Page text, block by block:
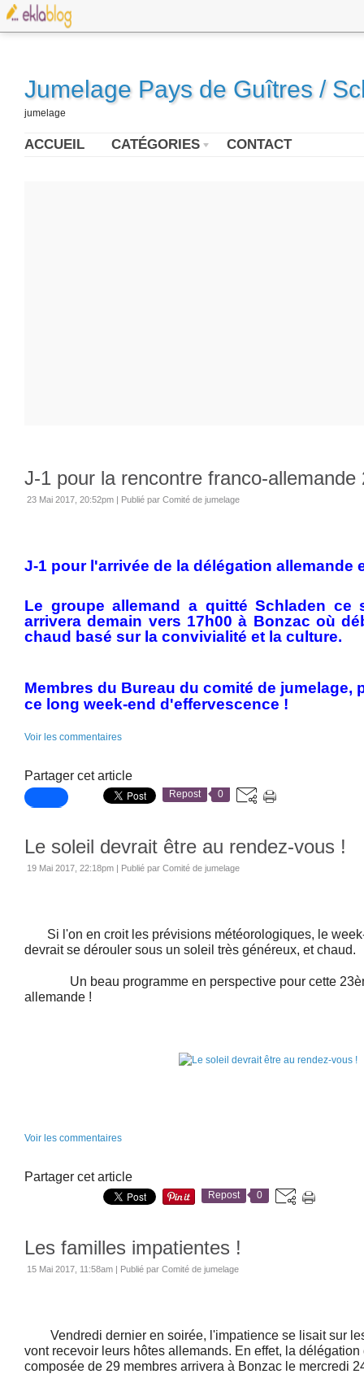
Jumelage Pays de Guîtres /
jumelage
ACCUEIL CATÉGORIES CONTACT
J-1 pour la rencontre franco-allemande
23 Mai 2017, 20:52pm | Publié par Comité de jumelage
J-1 pour l'arrivée de la délégation allemande
Le groupe allemand a quitté Schladen ce
arrivera demain vers 17h00 à Bonzac où
chaud basé sur la convivialité et la culture.
Membres du Bureau du comité de jumelage,
ce long week-end d'effervescence !
Voir les commentaires
Partager cet article
Repost 0
Le soleil devrait être au rendez-vous !
19 Mai 2017, 22:18pm | Publié par Comité de jumelage
Si l'on en croit les prévisions météorologiques, le
devrait se dérouler sous un soleil très généreux, et chaud.
Un beau programme en perspective pour cette
allemande !
Voir les commentaires
Partager cet article
Repost 0
Les familles impatientes !
15 Mai 2017, 11:58am | Publié par Comité de jumelage
Vendredi dernier en soirée, l'impatience se lisait sur
vont recevoir leurs hôtes allemands. En effet, la
composée de 29 membres arrivera à Bonzac le mercredi